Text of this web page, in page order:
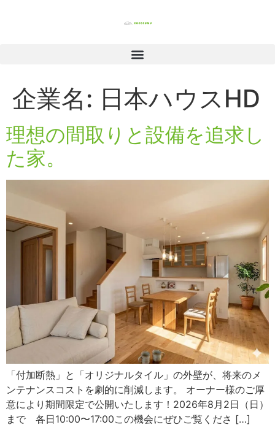
企業名: 日本ハウスHD
理想の間取りと設備を追求し
た家。
「付加断熱」と「オリジナルタイル」の外壁が、将来のメ
ンテナンスコストを劇的に削減します。 オーナー様のご厚
意により期間限定で公開いたします！2026年8月2日（日）
まで 各日10:00〜17:00この機会にぜひご覧くださ […]